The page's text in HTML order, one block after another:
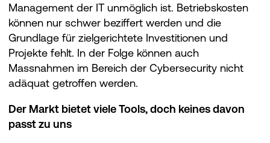
Management der IT unmöglich ist. Betriebskosten
können nur schwer beziffert werden und die
Grundlage für zielgerichtete Investitionen und
Projekte fehlt. In der Folge können auch
Massnahmen im Bereich der Cybersecurity nicht
adäquat getroffen werden.
Der Markt bietet viele Tools, doch keines davon
passt zu uns